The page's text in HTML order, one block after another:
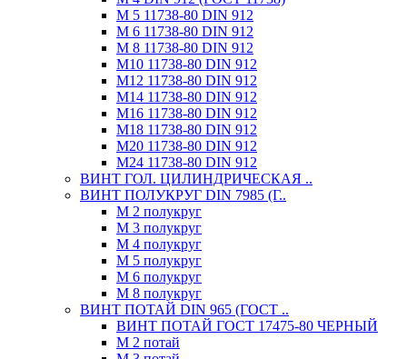
М 5 11738-80 DIN 912
М 6 11738-80 DIN 912
М 8 11738-80 DIN 912
М10 11738-80 DIN 912
М12 11738-80 DIN 912
М14 11738-80 DIN 912
М16 11738-80 DIN 912
М18 11738-80 DIN 912
М20 11738-80 DIN 912
М24 11738-80 DIN 912
ВИНТ ГОЛ. ЦИЛИНДРИЧЕСКАЯ ..
ВИНТ ПОЛУКРУГ DIN 7985 (Г..
М 2 полукруг
М 3 полукруг
М 4 полукруг
М 5 полукруг
М 6 полукруг
М 8 полукруг
ВИНТ ПОТАЙ DIN 965 (ГОСТ ..
ВИНТ ПОТАЙ ГОСТ 17475-80 ЧЕРНЫЙ
М 2 потай